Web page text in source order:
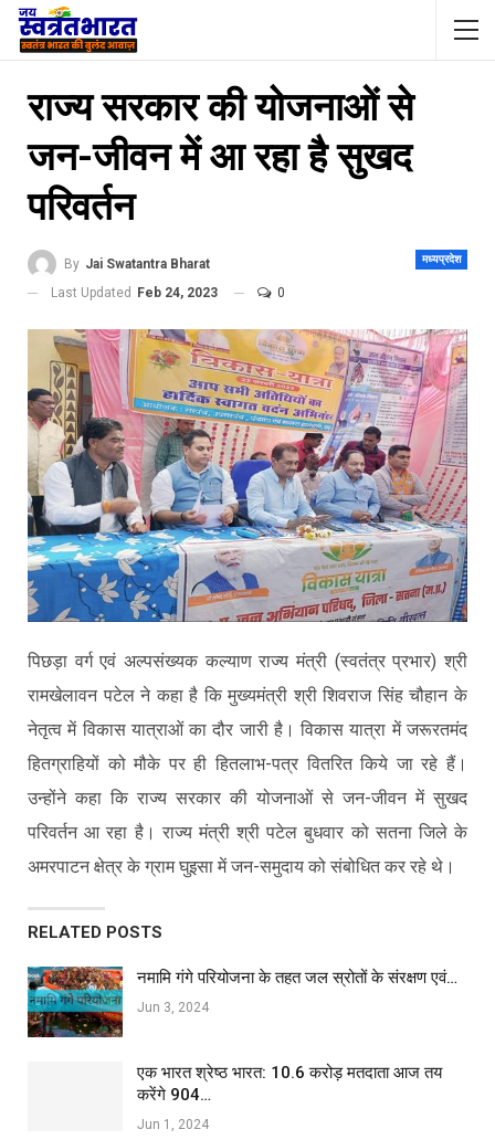
राज्य सरकार की योजनाओं से
जन-जीवन में आ रहा है सुखद
परिवर्तन
मध्यप्रदेश
By Jai Swatantra Bharat
Last Updated Feb 24, 2023 0
पिछड़ा वर्ग एवं अल्पसंख्यक कल्याण राज्य मंत्री (स्वतंत्र प्रभार) श्री
रामखेलावन पटेल ने कहा है कि मुख्यमंत्री श्री शिवराज सिंह चौहान के
नेतृत्व में विकास यात्राओं का दौर जारी है। विकास यात्रा में जरूरतमंद
हितग्राहियों को मौके पर ही हितलाभ-पत्र वितरित किये जा रहे हैं।
उन्होंने कहा कि राज्य सरकार की योजनाओं से जन-जीवन में सुखद
परिवर्तन आ रहा है। राज्य मंत्री श्री पटेल बुधवार को सतना जिले के
अमरपाटन क्षेत्र के ग्राम घुइसा में जन-समुदाय को संबोधित कर रहे थे।
RELATED POSTS
नमामि गंगे परियोजना के तहत जल स्रोतों के संरक्षण एवं…
Jun 3, 2024
एक भारत श्रेष्ठ भारत: 10.6 करोड़ मतदाता आज तय
करेंगे 904…
Jun 1, 2024